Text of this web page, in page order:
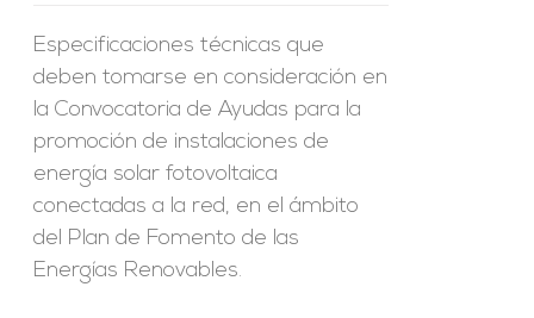
Especificaciones técnicas que
deben tomarse en consideración en
la Convocatoria de Ayudas para la
promoción de instalaciones de
energía solar fotovoltaica
conectadas a la red, en el ámbito
del Plan de Fomento de las
Energías Renovables.